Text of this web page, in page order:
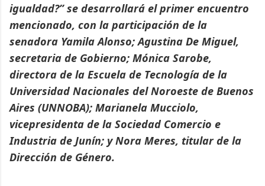
igualdad?” se desarrollará el primer encuentro
mencionado, con la participación de la
senadora Yamila Alonso; Agustina De Miguel,
secretaria de Gobierno; Mónica Sarobe,
directora de la Escuela de Tecnología de la
Universidad Nacionales del Noroeste de Buenos
Aires (UNNOBA); Marianela Mucciolo,
vicepresidenta de la Sociedad Comercio e
Industria de Junín; y Nora Meres, titular de la
Dirección de Género.